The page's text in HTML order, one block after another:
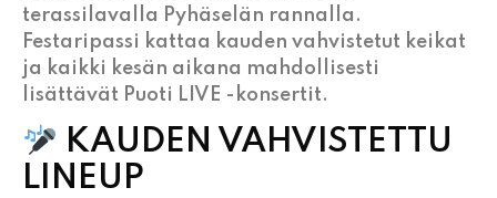
terassilavalla Pyhäselän rannalla.
Festaripassi kattaa kauden vahvistetut keikat
ja kaikki kesän aikana mahdollisesti
lisättävät Puoti LIVE -konsertit.
KAUDEN VAHVISTETTU
LINEUP